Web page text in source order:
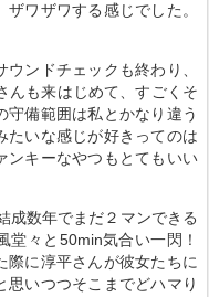
ワザワする感じでした。
ンドチェックも終わり、
んも来はじめて、すごくそ
備範囲は私とかなり違う
たいな感じが好きってのは
ンキーなやつもとてもいい
成数年でまだ２マンできる
堂々と50min気合い一閃！
際に淳平さんが彼女たちに
いつつそこまでどハマり